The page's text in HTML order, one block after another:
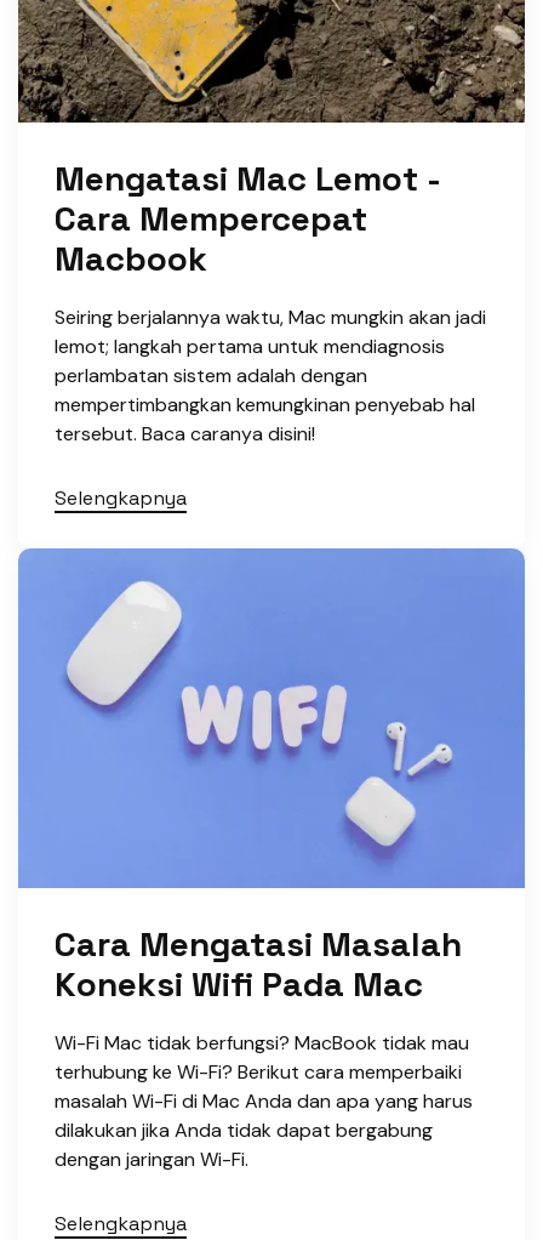
Mengatasi Mac Lemot -
Cara Mempercepat
Macbook
Seiring berjalannya waktu, Mac mungkin akan jadi
lemot; langkah pertama untuk mendiagnosis
perlambatan sistem adalah dengan
mempertimbangkan kemungkinan penyebab hal
tersebut. Baca caranya disini!
Selengkapnya
Cara Mengatasi Masalah
Koneksi Wifi Pada Mac
Wi-Fi Mac tidak berfungsi? MacBook tidak mau
terhubung ke Wi-Fi? Berikut cara memperbaiki
masalah Wi-Fi di Mac Anda dan apa yang harus
dilakukan jika Anda tidak dapat bergabung
dengan jaringan Wi-Fi.
Selengkapnya